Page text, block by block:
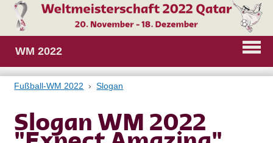
WM 2022
Fußball-WM 2022 Slogan
Slogan WM 2022